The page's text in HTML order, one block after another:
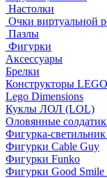
Настолки
Очки виртуальной
Пазлы
Фигурки
Аксессуары
Брелки
Конструкторы LEGO
Lego Dimensions
Куклы ЛОЛ (LOL)
Оловянные
Фигурка-светильник
Фигурки Cable Guy
Фигурки Funko
Фигурки Good Smile